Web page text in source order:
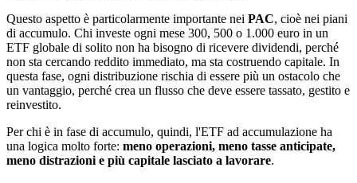
Questo aspetto è particolarmente importante nei PAC, cioè nei piani
di accumulo. Chi investe ogni mese 300, 500 o 1.000 euro in un
ETF globale di solito non ha bisogno di ricevere dividendi, perché
non sta cercando reddito immediato, ma sta costruendo capitale. In
questa fase, ogni distribuzione rischia di essere più un ostacolo che
un vantaggio, perché crea un flusso che deve essere tassato, gestito e
reinvestito.
Per chi è in fase di accumulo, quindi, l'ETF ad accumulazione ha
una logica molto forte: meno operazioni, meno tasse anticipate,
meno distrazioni e più capitale lasciato a lavorare.